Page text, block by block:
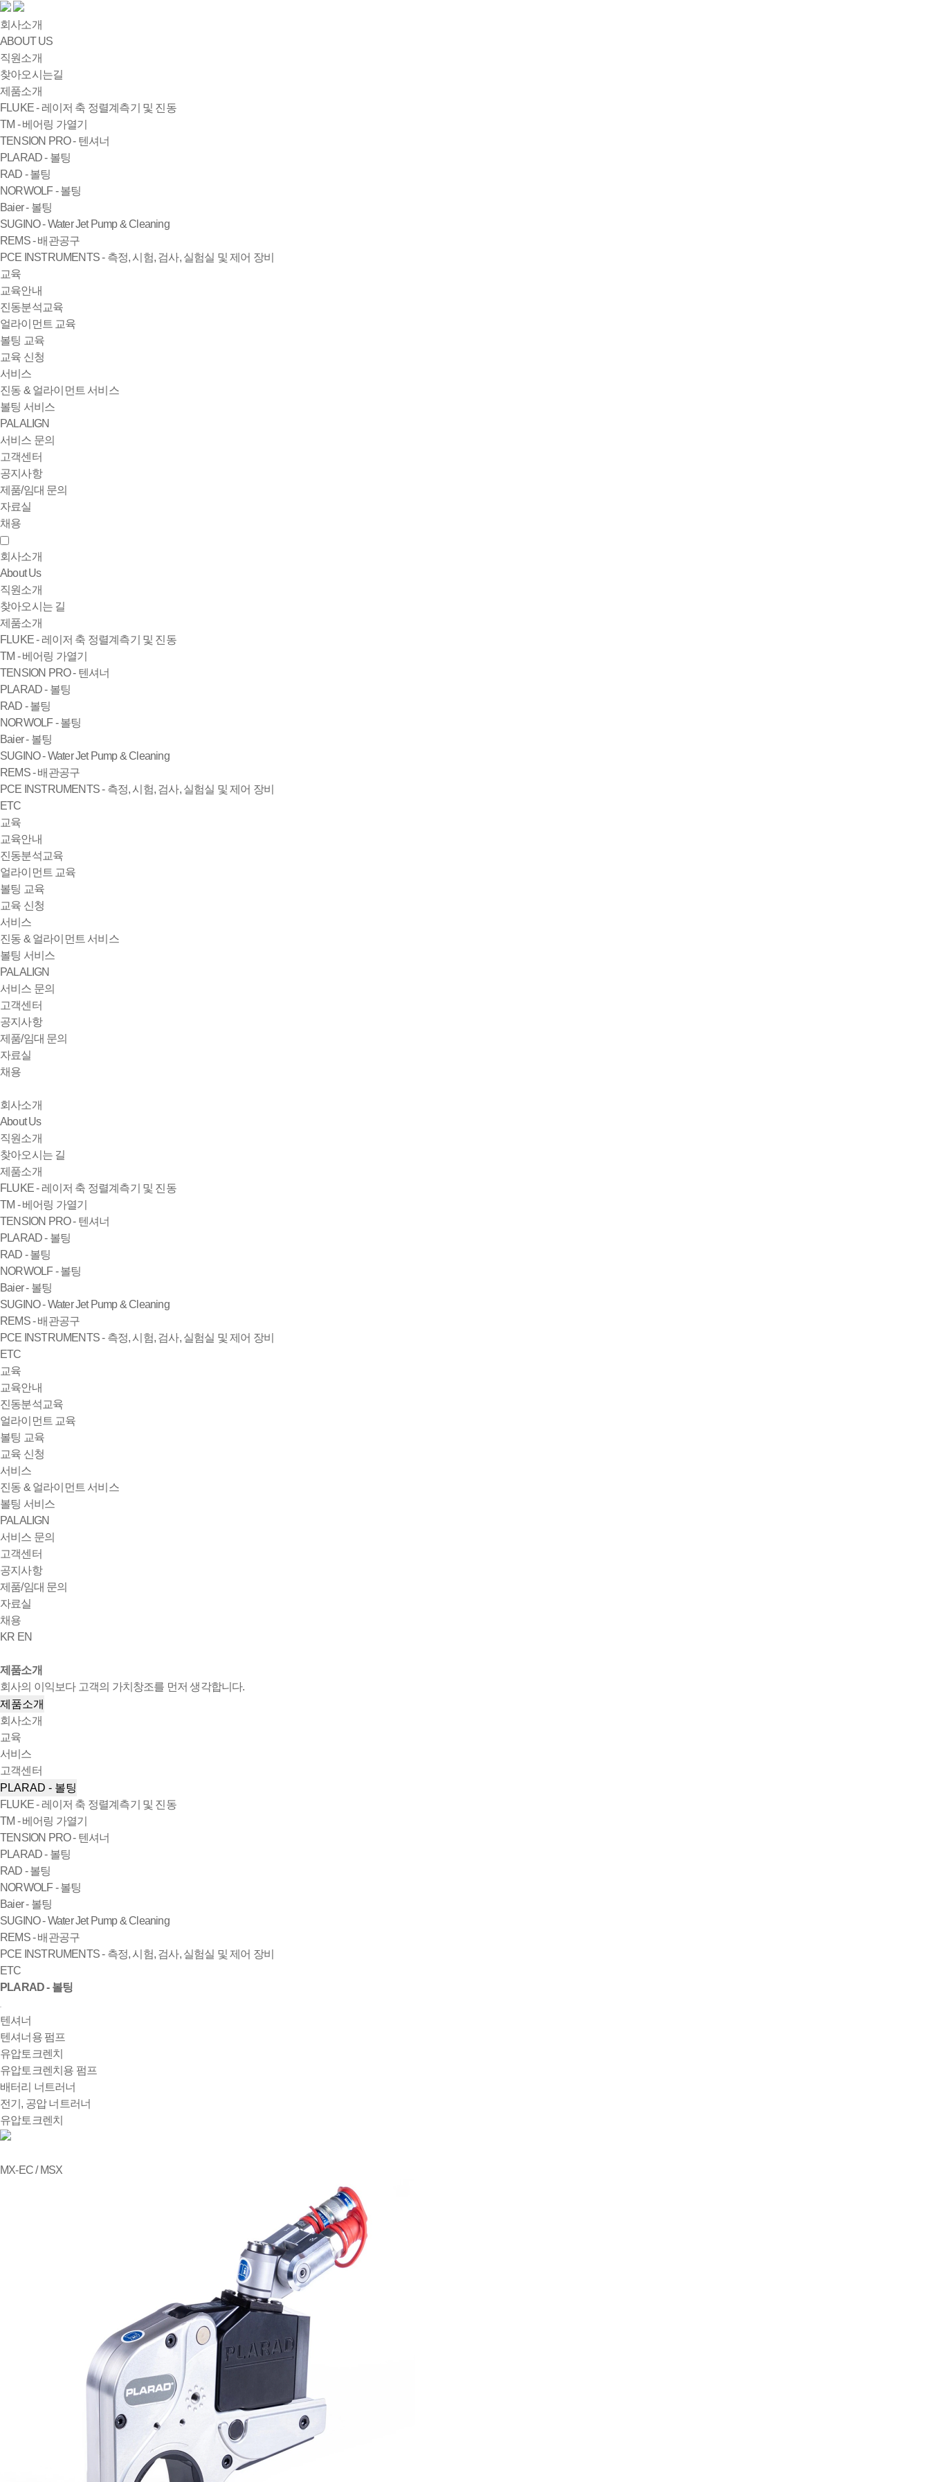
회사소개
ABOUT US
직원소개
찾아오시는길
제품소개
FLUKE - 레이저 축 정렬계측기 및 진동
TM - 베어링 가열기
TENSION PRO - 텐셔너
PLARAD - 볼팅
RAD - 볼팅
NORWOLF - 볼팅
Baier - 볼팅
SUGINO - Water Jet Pump & Cleaning
REMS - 배관공구
PCE INSTRUMENTS - 측정, 시험, 검사, 실험실 및 제어 장비
교육
교육안내
진동분석교육
얼라이먼트 교육
볼팅 교육
교육 신청
서비스
진동 & 얼라이먼트 서비스
볼팅 서비스
PALALIGN
서비스 문의
고객센터
공지사항
제품/임대 문의
자료실
채용
회사소개
About Us
직원소개
찾아오시는 길
제품소개
FLUKE - 레이저 축 정렬계측기 및 진동
TM - 베어링 가열기
TENSION PRO - 텐셔너
PLARAD - 볼팅
RAD - 볼팅
NORWOLF - 볼팅
Baier - 볼팅
SUGINO - Water Jet Pump & Cleaning
REMS - 배관공구
PCE INSTRUMENTS - 측정, 시험, 검사, 실험실 및 제어 장비
ETC
교육
교육안내
진동분석교육
얼라이먼트 교육
볼팅 교육
교육 신청
서비스
진동 & 얼라이먼트 서비스
볼팅 서비스
PALALIGN
서비스 문의
고객센터
공지사항
제품/임대 문의
자료실
채용
회사소개
About Us
직원소개
찾아오시는 길
제품소개
FLUKE - 레이저 축 정렬계측기 및 진동
TM - 베어링 가열기
TENSION PRO - 텐셔너
PLARAD - 볼팅
RAD - 볼팅
NORWOLF - 볼팅
Baier - 볼팅
SUGINO - Water Jet Pump & Cleaning
REMS - 배관공구
PCE INSTRUMENTS - 측정, 시험, 검사, 실험실 및 제어 장비
ETC
교육
교육안내
진동분석교육
얼라이먼트 교육
볼팅 교육
교육 신청
서비스
진동 & 얼라이먼트 서비스
볼팅 서비스
PALALIGN
서비스 문의
고객센터
공지사항
제품/임대 문의
자료실
채용
KR EN
제품소개
회사의 이익보다 고객의 가치창조를 먼저 생각합니다.
제품소개
회사소개
교육
서비스
고객센터
PLARAD - 볼팅
FLUKE - 레이저 축 정렬계측기 및 진동
TM - 베어링 가열기
TENSION PRO - 텐셔너
PLARAD - 볼팅
RAD - 볼팅
NORWOLF - 볼팅
Baier - 볼팅
SUGINO - Water Jet Pump & Cleaning
REMS - 배관공구
PCE INSTRUMENTS - 측정, 시험, 검사, 실험실 및 제어 장비
ETC
PLARAD - 볼팅
텐셔너
텐셔너용 펌프
유압토크렌치
유압토크렌치용 펌프
배터리 너트러너
전기, 공압 너트러너
유압토크렌치
MX-EC / MSX